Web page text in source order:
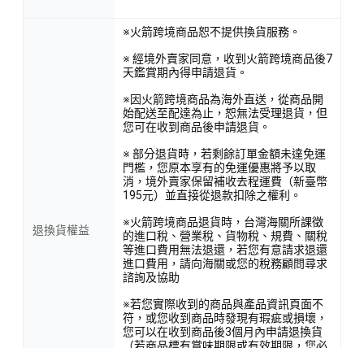
退換貨權益
※火箭跨境商品恕不提供換貨服務。
※ 經境外賣家同意，收到火箭跨境商品後7
天鑑賞期內得申請退貨。
※因火箭跨境商品為海外直送，從商品開
始配送至配達為止，恕無法受理退貨，但
您可在收到商品後申請退貨。
※ 部分退貨時，若剩餘訂單金額未達免運
門檻，您原本享有的免運優惠將予以取
消，境外賣家保留補收去程運費（新臺幣
195元）並直接從退款扣除之權利。
※火箭跨境商品退貨時，台灣海關所課徵
的進口稅、營業稅、貨物稅、規費、關稅
等進口費用無法退還，若您有意請求退還
進口費用，請向海關或您的稅務顧問尋求
諮詢及協助
※若您實際收到的商品與產品資訊頁面不
符，或您收到商品時發現有瑕疵或損壞，
您可以在收到商品後3個月內申請退換貨
（若商品標有賞味期限或有效期限，您必